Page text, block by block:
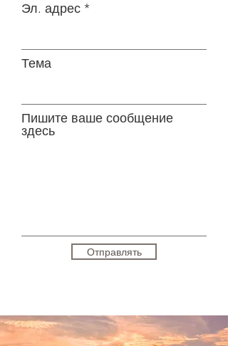
Эл. адрес
Тема
Пишите ваше сообщение
здесь
Отправлять